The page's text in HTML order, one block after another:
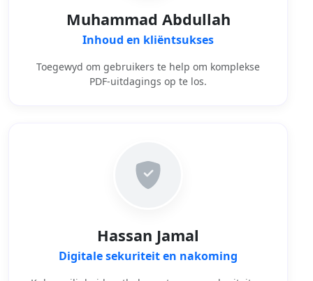
Muhammad Abdullah
Inhoud en kliëntsukses
Toegewyd om gebruikers te help om komplekse
PDF-uitdagings op te los.
Hassan Jamal
Digitale sekuriteit en nakoming